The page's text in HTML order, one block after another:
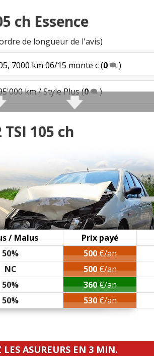
ch Essence
de longueur de l'avis)
7000 km 06/15 monte c(0 )
km / Style Plus(0 )
6, 62000 Km, finiti(0 )
)
2013/Elégance(0 )
105 ch
/ Malus Prix payé
50% 500€/an
NC 500€/an
50% 360€/an
50% 530€/an
LES ASUREURS EN 3 MIN.